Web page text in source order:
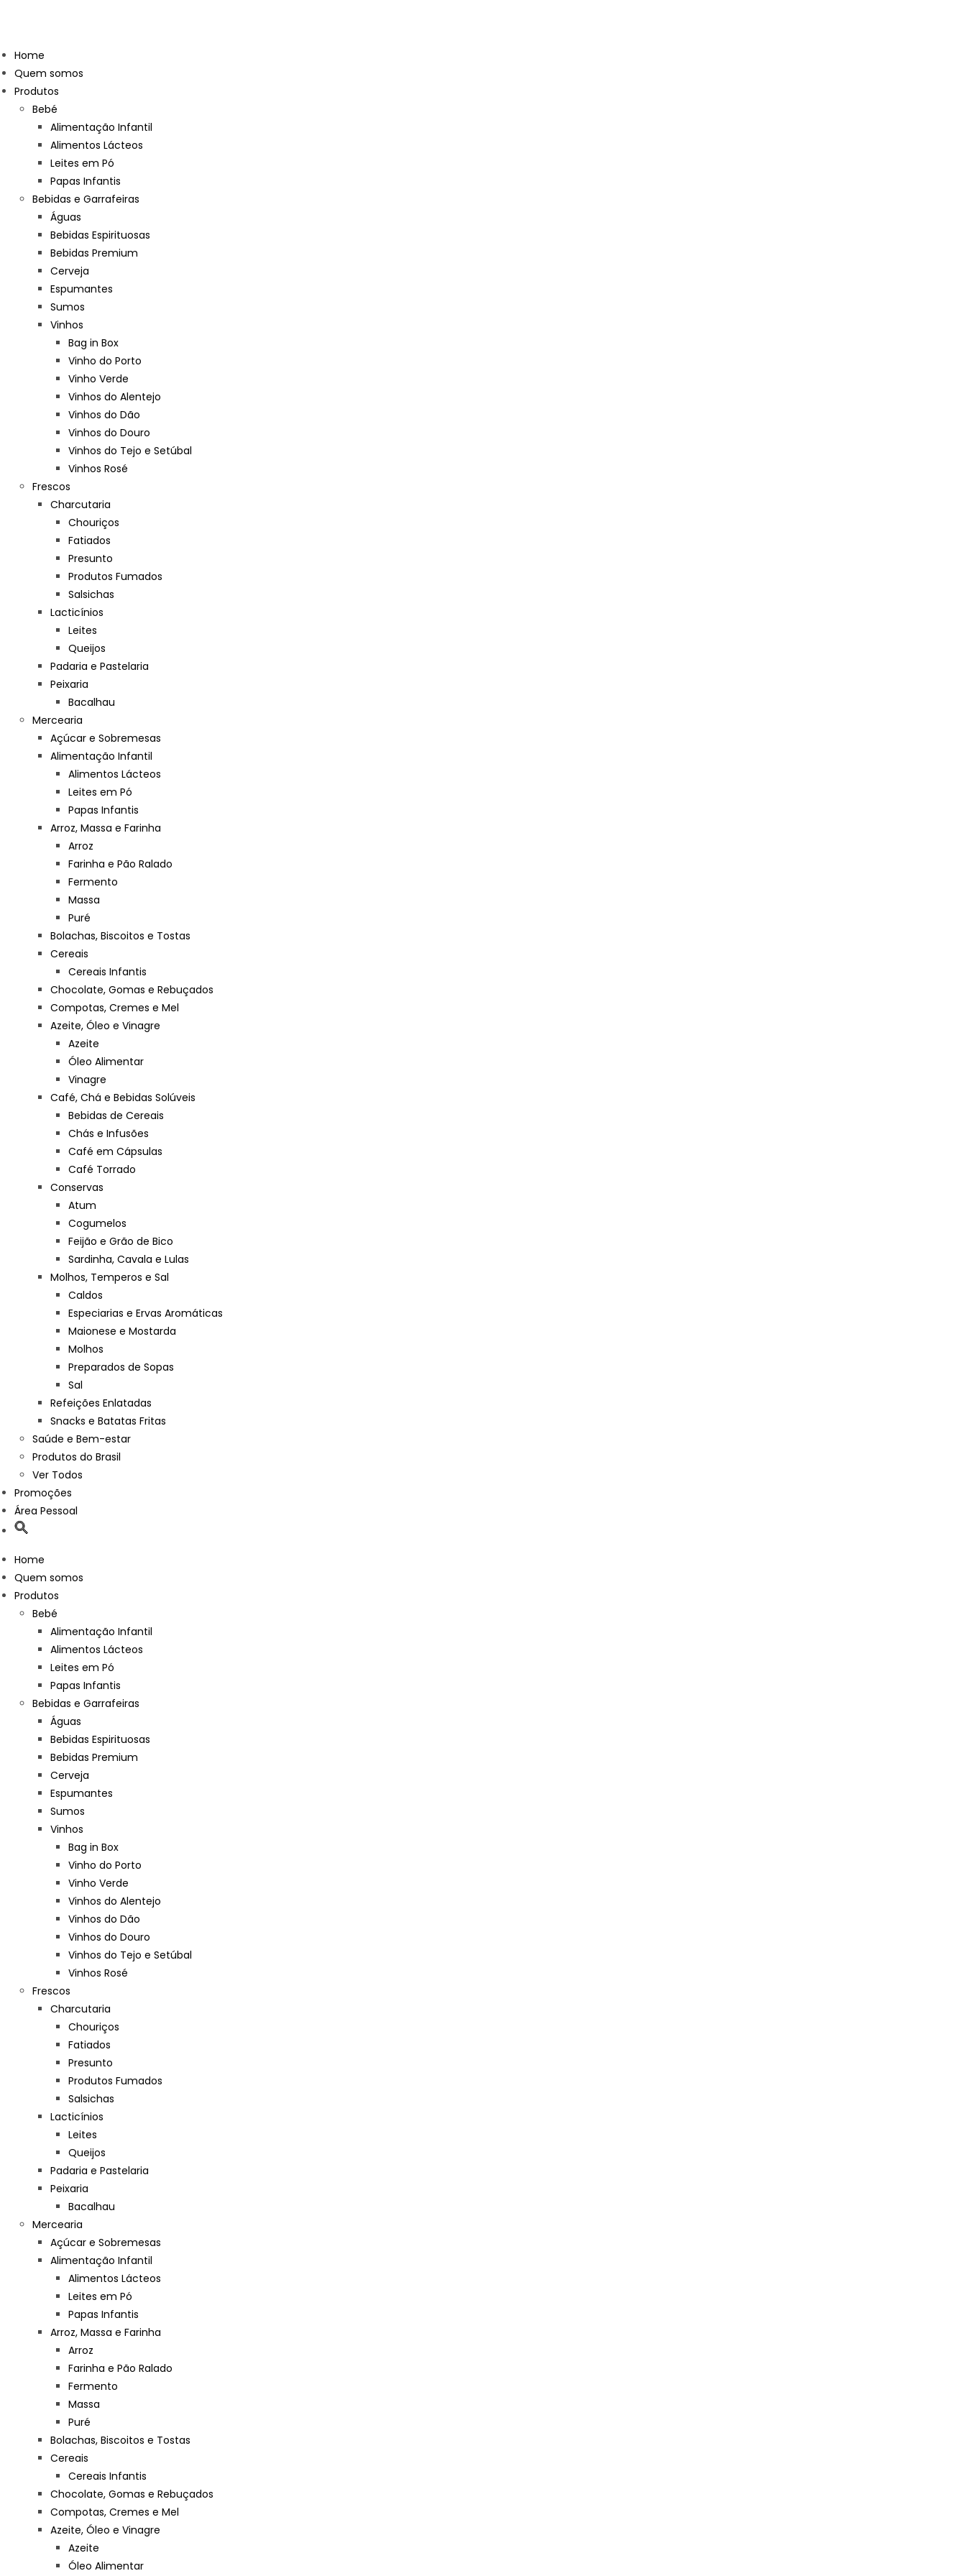
Home
Quem somos
Produtos
Bebé
Alimentação Infantil
Alimentos Lácteos
Leites em Pó
Papas Infantis
Bebidas e Garrafeiras
Águas
Bebidas Espirituosas
Bebidas Premium
Cerveja
Espumantes
Sumos
Vinhos
Bag in Box
Vinho do Porto
Vinho Verde
Vinhos do Alentejo
Vinhos do Dão
Vinhos do Douro
Vinhos do Tejo e Setúbal
Vinhos Rosé
Frescos
Charcutaria
Chouriços
Fatiados
Presunto
Produtos Fumados
Salsichas
Lacticínios
Leites
Queijos
Padaria e Pastelaria
Peixaria
Bacalhau
Mercearia
Açúcar e Sobremesas
Alimentação Infantil
Alimentos Lácteos
Leites em Pó
Papas Infantis
Arroz, Massa e Farinha
Arroz
Farinha e Pão Ralado
Fermento
Massa
Puré
Bolachas, Biscoitos e Tostas
Cereais
Cereais Infantis
Chocolate, Gomas e Rebuçados
Compotas, Cremes e Mel
Azeite, Óleo e Vinagre
Azeite
Óleo Alimentar
Vinagre
Café, Chá e Bebidas Solúveis
Bebidas de Cereais
Chás e Infusões
Café em Cápsulas
Café Torrado
Conservas
Atum
Cogumelos
Feijão e Grão de Bico
Sardinha, Cavala e Lulas
Molhos, Temperos e Sal
Caldos
Especiarias e Ervas Aromáticas
Maionese e Mostarda
Molhos
Preparados de Sopas
Sal
Refeições Enlatadas
Snacks e Batatas Fritas
Saúde e Bem-estar
Produtos do Brasil
Ver Todos
Promoções
Área Pessoal
Home
Quem somos
Produtos
Bebé
Alimentação Infantil
Alimentos Lácteos
Leites em Pó
Papas Infantis
Bebidas e Garrafeiras
Águas
Bebidas Espirituosas
Bebidas Premium
Cerveja
Espumantes
Sumos
Vinhos
Bag in Box
Vinho do Porto
Vinho Verde
Vinhos do Alentejo
Vinhos do Dão
Vinhos do Douro
Vinhos do Tejo e Setúbal
Vinhos Rosé
Frescos
Charcutaria
Chouriços
Fatiados
Presunto
Produtos Fumados
Salsichas
Lacticínios
Leites
Queijos
Padaria e Pastelaria
Peixaria
Bacalhau
Mercearia
Açúcar e Sobremesas
Alimentação Infantil
Alimentos Lácteos
Leites em Pó
Papas Infantis
Arroz, Massa e Farinha
Arroz
Farinha e Pão Ralado
Fermento
Massa
Puré
Bolachas, Biscoitos e Tostas
Cereais
Cereais Infantis
Chocolate, Gomas e Rebuçados
Compotas, Cremes e Mel
Azeite, Óleo e Vinagre
Azeite
Óleo Alimentar